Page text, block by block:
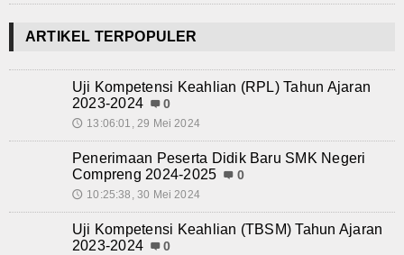
ARTIKEL TERPOPULER
Uji Kompetensi Keahlian (RPL) Tahun Ajaran
2023-2024
0
🕔 13:06:01, 29 Mei 2024
Penerimaan Peserta Didik Baru SMK Negeri
Compreng 2024-2025
0
🕔 10:25:38, 30 Mei 2024
Uji Kompetensi Keahlian (TBSM) Tahun Ajaran
2023-2024
0